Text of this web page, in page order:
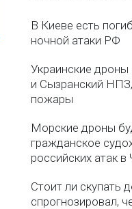
В Киеве есть
ночной атаки РФ
Украинские
и Сызранский
пожары
Морские дроны
гражданское
российских атак
Стоит ли скупать
спрогнозировал,